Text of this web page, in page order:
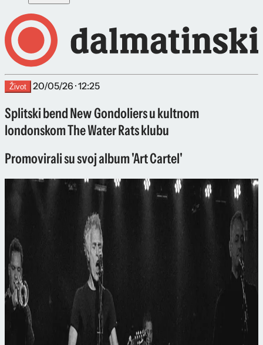
Život 20/05/26 · 12:25
Splitski bend New Gondoliers u kultnom
londonskom The Water Rats klubu
Promovirali su svoj album 'Art Cartel'